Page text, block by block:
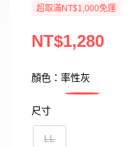
超取滿NT$1,000免運
NT$1,280
顏色：率性灰
尺寸
LL